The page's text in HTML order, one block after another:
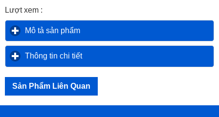
Lượt xem :
Mô tả sản phẩm
Thông tin chi tiếtclick to expand contents
Sản Phẩm Liên Quan